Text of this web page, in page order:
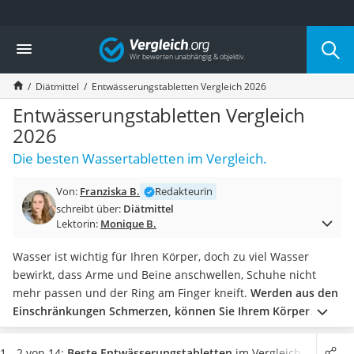
Die beliebtesten Vergleiche nach Kategorie
Drogerie
Inhalator
Haarschneider
Rollator
Braun Rasierer
Katzenklappe (Chip)
Rasierer
Massagepistole
Epilierer
Eiweißpulver
Magnesiumpräparat
Katzenklappe
Nackenmassagegerät
Zeckenschutz Katze
Vergleich
Diätmittel Entwässerungstabletten Vergleich 2026
Entwässerungstabletten Vergleich
2026
Die besten Wassertabletten im Vergleich.
Von: Franziska B.
Redakteurin
schreibt über: Diätmittel
Lektorin: Monique B.
Wasser ist wichtig für Ihren Körper, doch zu viel Wasser
bewirkt, dass Arme und Beine anschwellen, Schuhe nicht
mehr passen und der Ring am Finger kneift. Werden aus den
Einschränkungen Schmerzen, können Sie Ihrem Körper
mithilfe von Entwässerungstabletten helfen. Tests zeigen:
Wichtige Entscheidungskriterien sind beispielsweise das